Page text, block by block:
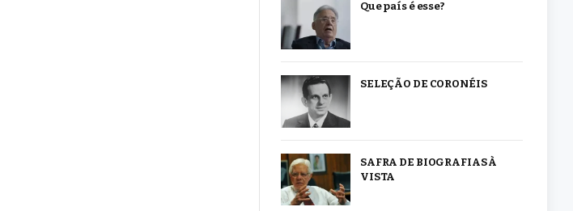
Que país é esse?
SELEÇÃO DE CORONÉIS
SAFRA DE BIOGRAFIAS À
VISTA